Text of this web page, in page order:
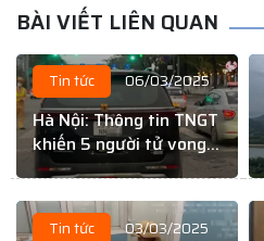
BÀI VIẾT LIÊN QUAN
Tin tức 06/03/2025
Hà Nội: Thông tin TNGT
khiến 5 người tử vong
là sai sự thật
Tin tức 03/03/2025